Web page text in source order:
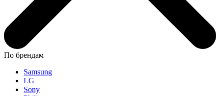
По брендам
Samsung
LG
Sony